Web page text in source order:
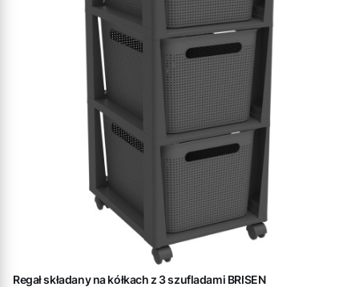
Regał składany na kółkach z 3 szufladami BRISEN